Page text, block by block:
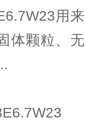
用来
体颗粒、